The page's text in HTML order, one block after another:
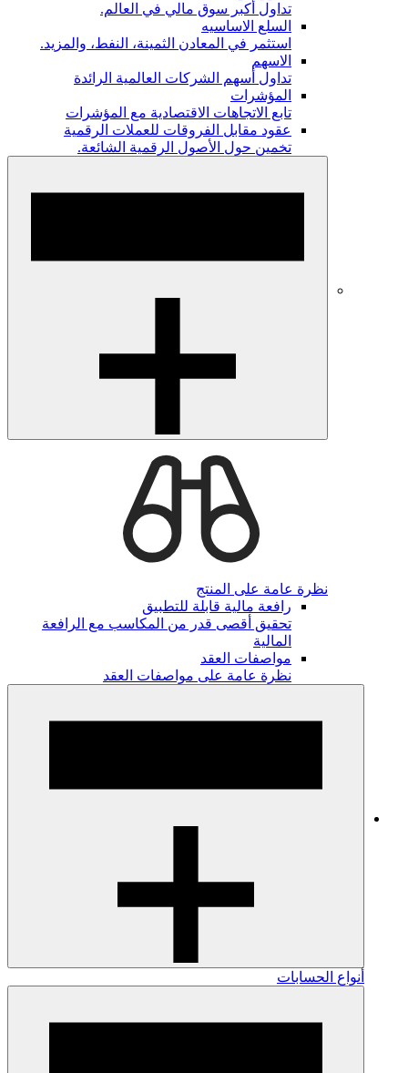
تداول أكبر سوق مالي في العالم.
السلع الاساسيه
استثمر في المعادن الثمينة، النفط، والمزيد.
الاسهم
تداول أسهم الشركات العالمية الرائدة
المؤشرات
تابع الاتجاهات الاقتصادية مع المؤشرات
عقود مقابل الفروقات للعملات الرقمية
تخمين حول الأصول الرقمية الشائعة.
نظرة عامة على المنتج
رافعة مالية قابلة للتطبيق
تحقيق أقصى قدر من المكاسب مع الرافعة
المالية
مواصفات العقد
نظرة عامة على مواصفات العقد
أنواع الحسابات